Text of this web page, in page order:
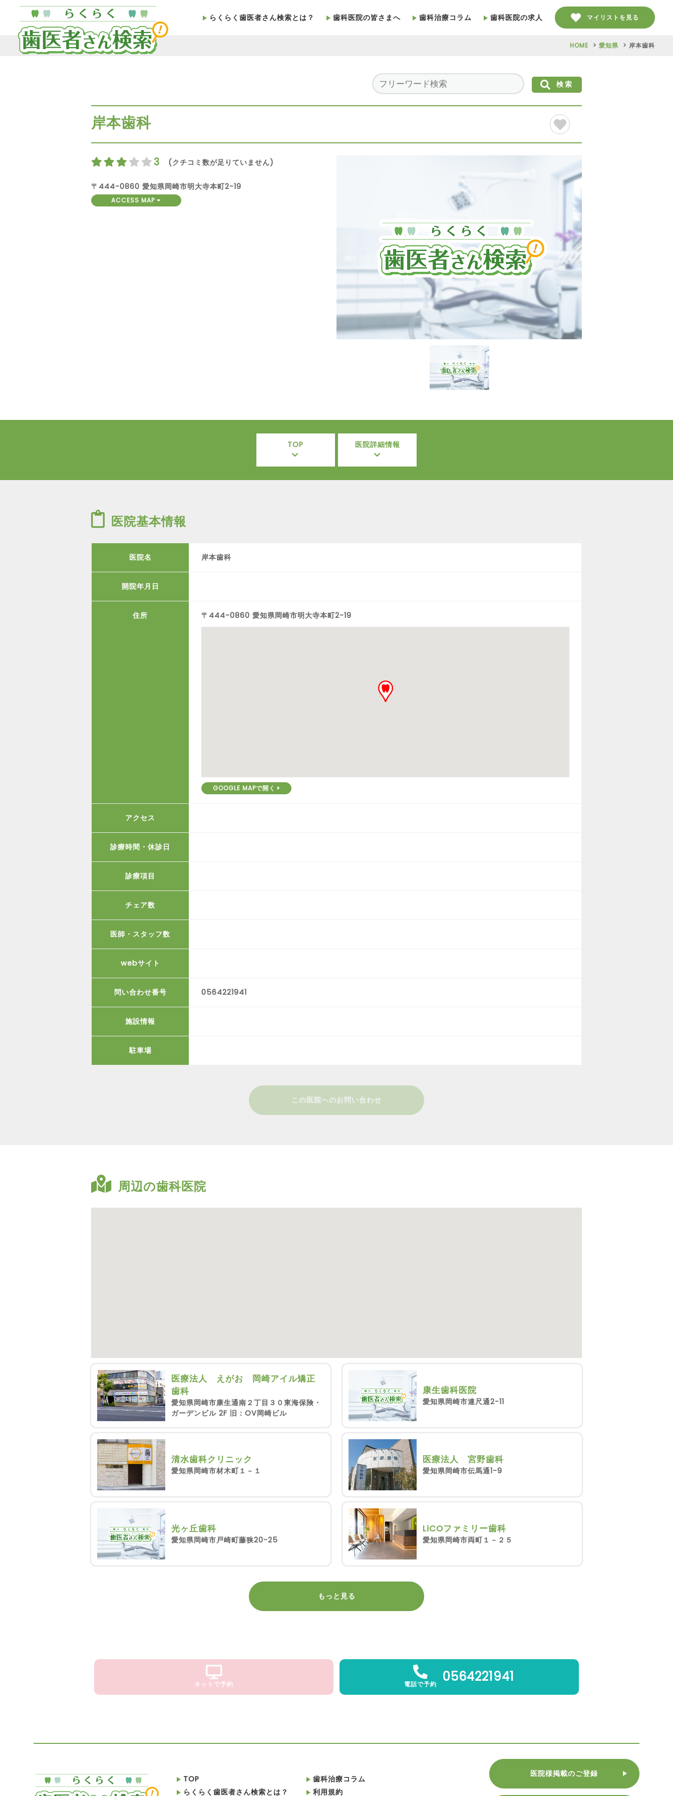
らくらく歯医者さん検索とは？ 歯科医院の皆さまへ 歯科治療コラム 歯科医院の求人 マイリストを見る
HOME 愛知県 岸本歯科
検索
岸本歯科
3 (クチコミ数が足りていません)
〒444-0860 愛知県岡崎市明大寺本町2-19
ACCESS MAP
TOP 医院詳細情報
医院基本情報
医院名 岸本歯科
開院年月日
住所 〒444-0860 愛知県岡崎市明大寺本町2-19
GOOGLE MAPで開く
アクセス
診療時間・休診日
診療項目
チェア数
医師・スタッフ数
webサイト
問い合わせ番号 0564221941
施設情報
駐車場
この医院へのお問い合わせ
周辺の歯科医院
医療法人 えがお 岡崎アイル矯正
歯科
愛知県岡崎市康生通南２丁目３０東海保険・
ガーデンビル 2F 旧：OV岡崎ビル
清水歯科クリニック
愛知県岡崎市材木町１－１
光ヶ丘歯科
愛知県岡崎市戸崎町藤狭20-25
康生歯科医院
愛知県岡崎市連尺通2-11
医療法人 宮野歯科
愛知県岡崎市伝馬通1-9
LiCOファミリー歯科
愛知県岡崎市両町１－２５
もっと見る
ネットで予約 電話で予約 0564221941
TOP
らくらく歯医者さん検索とは？
歯科治療コラム
利用規約
医院様掲載のご登録